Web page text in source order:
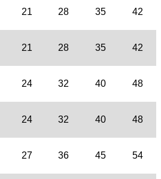
21 28 35 42
21 28 35 42
24 32 40 48
24 32 40 48
27 36 45 54